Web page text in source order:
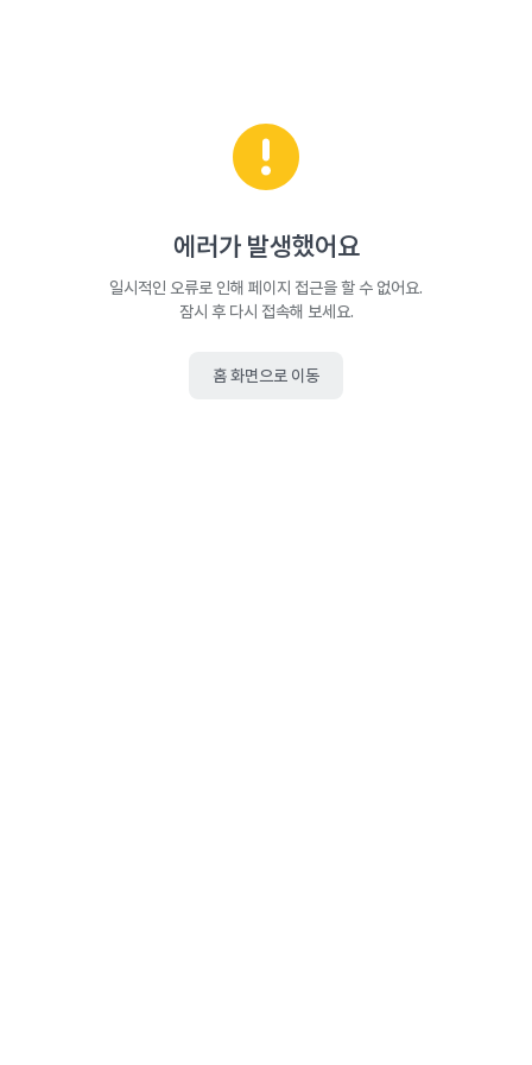
에러가 발생했어요
일시적인 오류로 인해 페이지 접근을 할 수 없어요.
잠시 후 다시 접속해 보세요.
홈 화면으로 이동